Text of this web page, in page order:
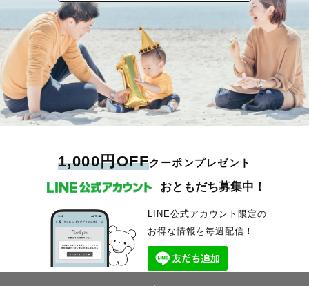
1,000円OFFクーポンプレゼント
おともだち募集中！
LINE公式アカウント限定の
お得な情報を毎週配信！